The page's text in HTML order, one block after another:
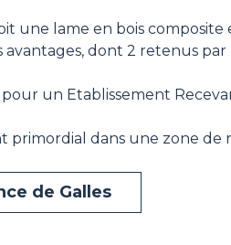
une lame en bois
dont 2 retenus par
un Etablissement
dans une zone de
de Galles